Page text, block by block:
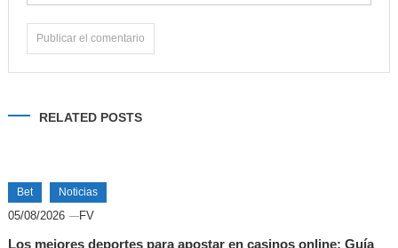
RELATED POSTS
Bet Noticias
05/08/2026 FV
Los mejores deportes para apostar en casinos online: Guía